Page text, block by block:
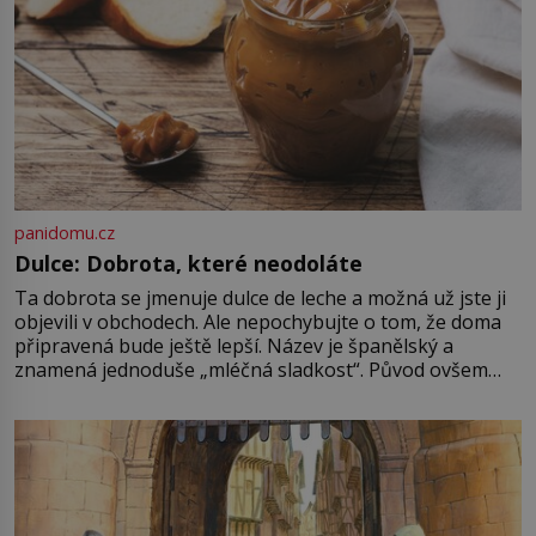
panidomu.cz
Dulce: Dobrota, které neodoláte
Ta dobrota se jmenuje dulce de leche a možná už jste ji
objevili v obchodech. Ale nepochybujte o tom, že doma
připravená bude ještě lepší. Název je španělský a
znamená jednoduše „mléčná sladkost“. Původ ovšem
pře hned několik latinskoamerických zemí a k tomu
Francie, kde se traduje,